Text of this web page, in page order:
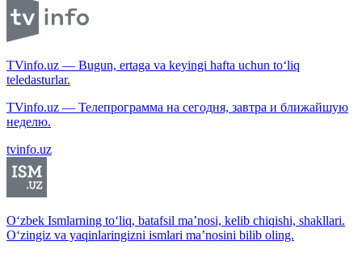
TVinfo.uz — Bugun, ertaga va keyingi hafta uchun to‘liq
teledasturlar.
TVinfo.uz — Телепрограмма на сегодня, завтра и ближайшую
неделю.
tvinfo.uz
O‘zbek Ismlarning to‘liq, batafsil ma’nosi, kelib chiqishi, shakllari.
O‘zingiz va yaqinlaringizni ismlari ma’nosini bilib oling.